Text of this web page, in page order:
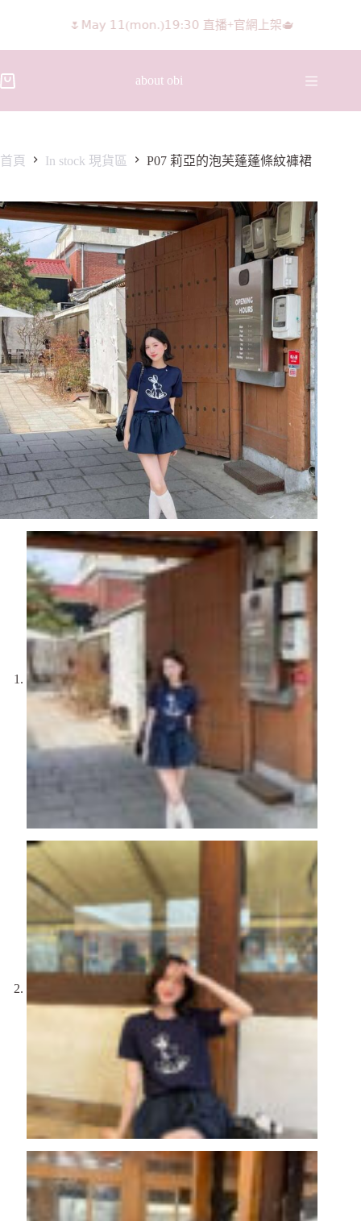
🌷𝖬𝖺𝗒 𝟣𝟣(𝗆𝗈𝗇.)𝟣𝟫:𝟥𝟢 直播+官網上架🫖
about obi
首頁 In stock 現貨區 P07 莉亞的泡芙蓬蓬條紋褲裙